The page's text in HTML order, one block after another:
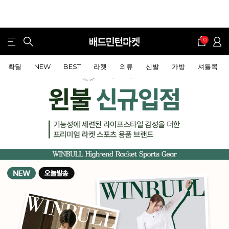
0
확딜 NEW BEST 라켓 의류 신발 가방 셔틀콕